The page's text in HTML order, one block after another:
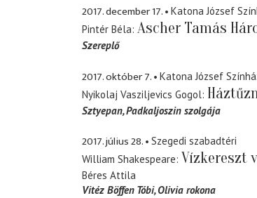
2017. december 17.
Katona József
Pintér Béla Ascher Tamás
Szereplő
2017. október 7.
Katona József
Nyikolaj Vasziljevics Gogol
Sztyepan Padkaljoszin szolgája
2017. július 28.
Szegedi szabadtéri
William Shakespeare Vízkereszt
Béres Attila
Vitéz Böffen Tóbi Olivia rokona